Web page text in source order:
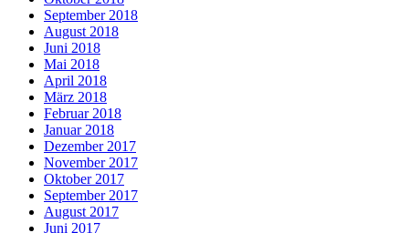
September 2018
August 2018
Juni 2018
Mai 2018
April 2018
März 2018
Februar 2018
Januar 2018
Dezember 2017
November 2017
Oktober 2017
September 2017
August 2017
Juni 2017